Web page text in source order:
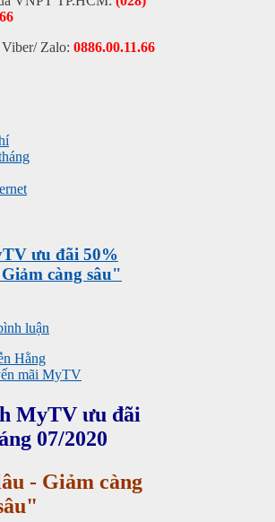
Zalo: 0886.00.11.66
ưu đãi 50%
càng sâu"
luận
Hằng
mãi MyTV
MyTV ưu đãi
07/2020
- Giảm càng